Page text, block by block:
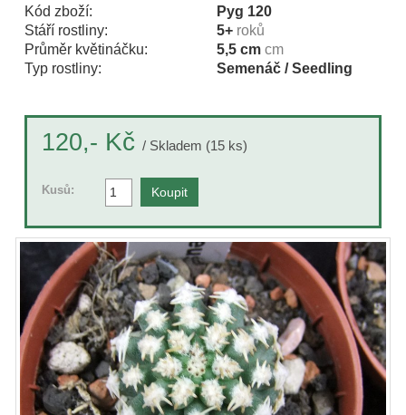
Kód zboží:
Pyg 120
Stáří rostliny:
5+ roků
Průměr květináčku:
5,5 cm cm
Typ rostliny:
Semenáč / Seedling
120,- Kč / Skladem (15 ks)
Kusů: